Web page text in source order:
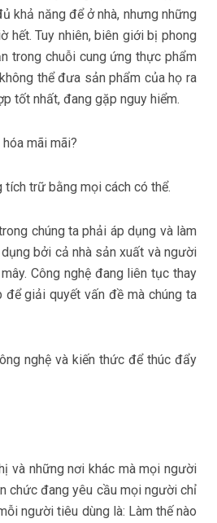
khả năng để ở nhà, nhưng những
hết. Tuy nhiên, biên giới bị phong
trong chuỗi cung ứng thực phẩm
thể đưa sản phẩm của họ ra
tốt nhất, đang gặp nguy hiểm.
trữ bằng mọi cách có thể.
chúng ta phải áp dụng và làm
bởi cả nhà sản xuất và người
Công nghệ đang liên tục thay
giải quyết vấn đề mà chúng ta
nghệ và kiến thức để thúc đẩy
và những nơi khác mà mọi người
chức đang yêu cầu mọi người chỉ
người tiêu dùng là: Làm thế nào